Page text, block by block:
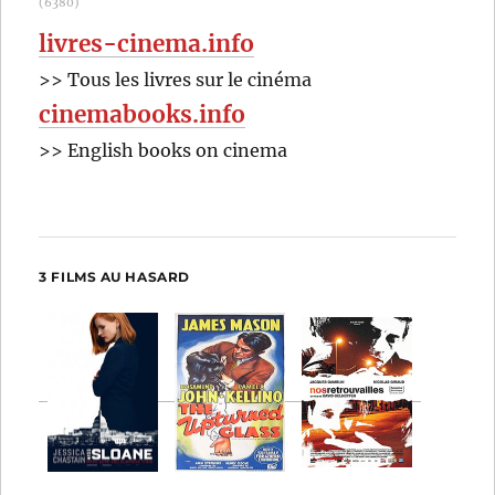
livres-cinema.info
>> Tous les livres sur le cinéma
cinemabooks.info
>> English books on cinema
3 FILMS AU HASARD